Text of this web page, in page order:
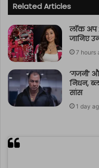
Related Articles
लॉक अप
जानिए
7 hours
‘गजनी’
निधन,
सांस
1 day